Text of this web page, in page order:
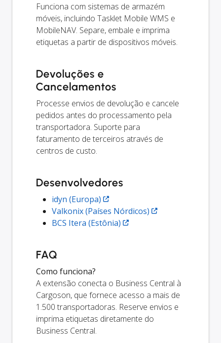
Funciona com sistemas de armazém
móveis, incluindo Tasklet Mobile WMS e
MobileNAV. Separe, embale e imprima
etiquetas a partir de dispositivos móveis.
Devoluções e
Cancelamentos
Processe envios de devolução e cancele
pedidos antes do processamento pela
transportadora. Suporte para
faturamento de terceiros através de
centros de custo.
Desenvolvedores
idyn (Europa)
Valkonix (Países Nórdicos)
BCS Itera (Estônia)
FAQ
Como funciona?
A extensão conecta o Business Central à
Cargoson, que fornece acesso a mais de
1.500 transportadoras. Reserve envios e
imprima etiquetas diretamente do
Business Central.